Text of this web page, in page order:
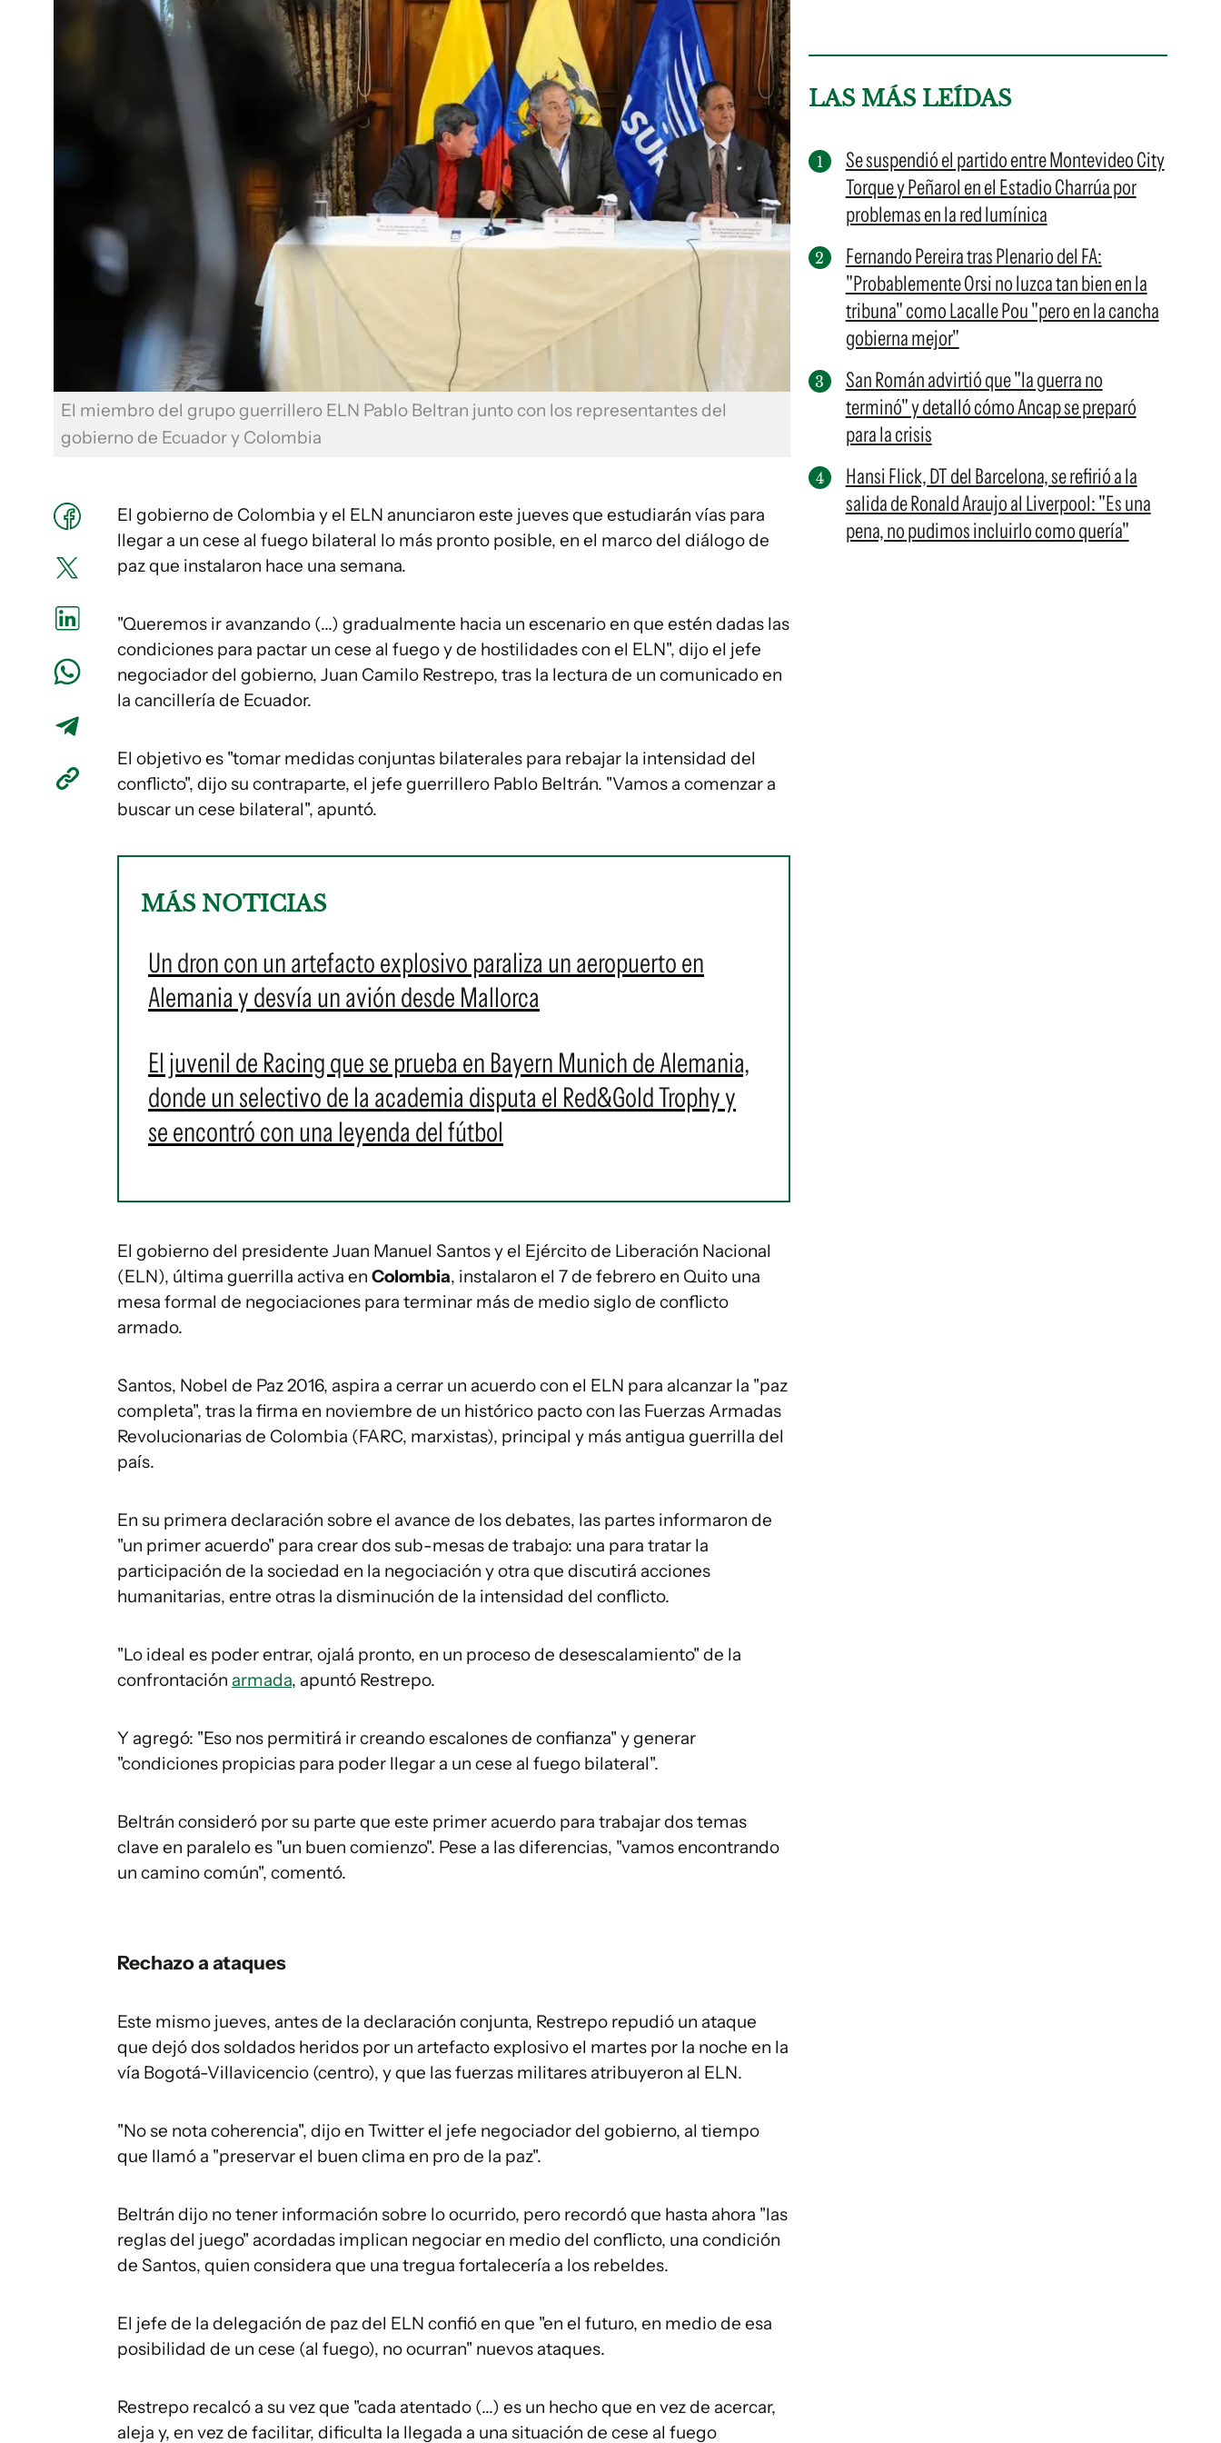
El miembro del grupo guerrillero ELN Pablo Beltran junto con los representantes del
gobierno de Ecuador y Colombia
El gobierno de Colombia y el ELN anunciaron este jueves que estudiarán vías para
llegar a un cese al fuego bilateral lo más pronto posible, en el marco del diálogo de
paz que instalaron hace una semana.
"Queremos ir avanzando (...) gradualmente hacia un escenario en que estén dadas las
condiciones para pactar un cese al fuego y de hostilidades con el ELN", dijo el jefe
negociador del gobierno, Juan Camilo Restrepo, tras la lectura de un comunicado en
la cancillería de Ecuador.
El objetivo es "tomar medidas conjuntas bilaterales para rebajar la intensidad del
conflicto", dijo su contraparte, el jefe guerrillero Pablo Beltrán. "Vamos a comenzar a
buscar un cese bilateral", apuntó.
MÁS NOTICIAS
Un dron con un artefacto explosivo paraliza un aeropuerto en
Alemania y desvía un avión desde Mallorca
El juvenil de Racing que se prueba en Bayern Munich de Alemania,
donde un selectivo de la academia disputa el Red&Gold Trophy y
se encontró con una leyenda del fútbol
El gobierno del presidente Juan Manuel Santos y el Ejército de Liberación Nacional
(ELN), última guerrilla activa en Colombia, instalaron el 7 de febrero en Quito una
mesa formal de negociaciones para terminar más de medio siglo de conflicto
armado.
Santos, Nobel de Paz 2016, aspira a cerrar un acuerdo con el ELN para alcanzar la "paz
completa", tras la firma en noviembre de un histórico pacto con las Fuerzas Armadas
Revolucionarias de Colombia (FARC, marxistas), principal y más antigua guerrilla del
país.
En su primera declaración sobre el avance de los debates, las partes informaron de
"un primer acuerdo" para crear dos sub-mesas de trabajo: una para tratar la
participación de la sociedad en la negociación y otra que discutirá acciones
humanitarias, entre otras la disminución de la intensidad del conflicto.
"Lo ideal es poder entrar, ojalá pronto, en un proceso de desescalamiento" de la
confrontación armada, apuntó Restrepo.
Y agregó: "Eso nos permitirá ir creando escalones de confianza" y generar
"condiciones propicias para poder llegar a un cese al fuego bilateral".
Beltrán consideró por su parte que este primer acuerdo para trabajar dos temas
clave en paralelo es "un buen comienzo". Pese a las diferencias, "vamos encontrando
un camino común", comentó.
Rechazo a ataques
Este mismo jueves, antes de la declaración conjunta, Restrepo repudió un ataque
que dejó dos soldados heridos por un artefacto explosivo el martes por la noche en la
vía Bogotá-Villavicencio (centro), y que las fuerzas militares atribuyeron al ELN.
"No se nota coherencia", dijo en Twitter el jefe negociador del gobierno, al tiempo
que llamó a "preservar el buen clima en pro de la paz".
Beltrán dijo no tener información sobre lo ocurrido, pero recordó que hasta ahora "las
reglas del juego" acordadas implican negociar en medio del conflicto, una condición
de Santos, quien considera que una tregua fortalecería a los rebeldes.
El jefe de la delegación de paz del ELN confió en que "en el futuro, en medio de esa
posibilidad de un cese (al fuego), no ocurran" nuevos ataques.
Restrepo recalcó a su vez que "cada atentado (...) es un hecho que en vez de acercar,
aleja y, en vez de facilitar, dificulta la llegada a una situación de cese al fuego
LAS MÁS LEÍDAS
Se suspendió el partido entre Montevideo City
Torque y Peñarol en el Estadio Charrúa por
problemas en la red lumínica
Fernando Pereira tras Plenario del FA:
"Probablemente Orsi no luzca tan bien en la
tribuna" como Lacalle Pou "pero en la cancha
gobierna mejor"
San Román advirtió que "la guerra no
terminó" y detalló cómo Ancap se preparó
para la crisis
Hansi Flick, DT del Barcelona, se refirió a la
salida de Ronald Araujo al Liverpool: "Es una
pena, no pudimos incluirlo como quería"